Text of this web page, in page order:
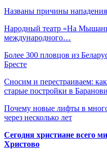
Названы причины
Народный театр «На
международного…
Более 300 пловцов из
Бресте
Сносим и перестраиваем:
старые постройки в
Почему новые лифты в
через несколько лет
Сегодня христиане всего
Христово